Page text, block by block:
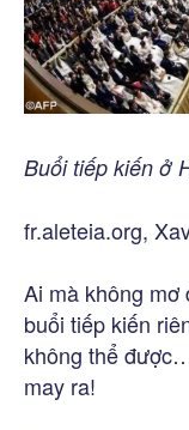
Buổi tiếp kiến ở
fr.aleteia.org,
Ai mà không
buổi tiếp kiến
không thể
may ra!